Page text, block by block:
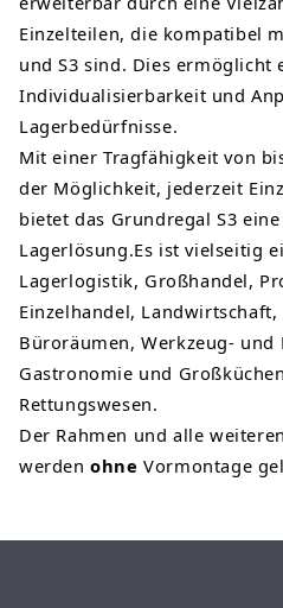
Einzelteilen, die kompatibel
und S3 sind. Dies ermöglicht
Individualisierbarkeit und
Lagerbedürfnisse.
Mit einer Tragfähigkeit von
der Möglichkeit, jederzeit
bietet das Grundregal S3
Lagerlösung.Es ist vielseitig
Lagerlogistik, Großhandel,
Einzelhandel,
Büroräumen, Werkzeug- und
Gastronomie und
Rettungswesen.
Der Rahmen und alle
werdenohne Vormontage